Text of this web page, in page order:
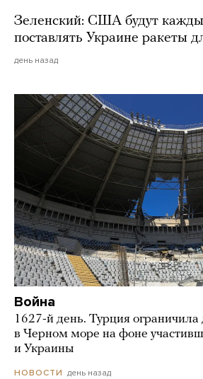
Зеленский: США будут
поставлять Украине ракеты
день назад
Война
1627-й день. Турция ограничила
в Черном море на фоне
и Украины
НОВОСТИ день назад